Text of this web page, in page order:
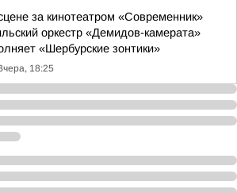
за кинотеатром «Современник»
оркестр «Демидов-камерата»
«Шербурские зонтики»
18:25